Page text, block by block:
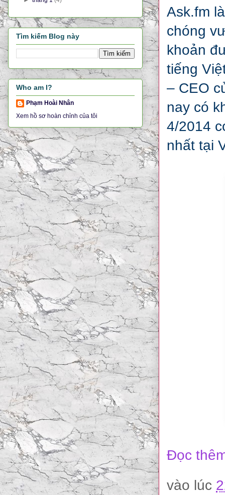
Ask.fm
chóng
khoản
tiếng
– CEO
nay có
4/2014
nhất tại
Đọc
vào lúc
Tìm kiếm Blog này
Who am I?
Phạm Hoài Nhân
Xem hồ sơ hoàn chỉnh của tôi